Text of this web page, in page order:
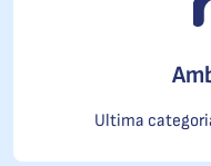
Ultima